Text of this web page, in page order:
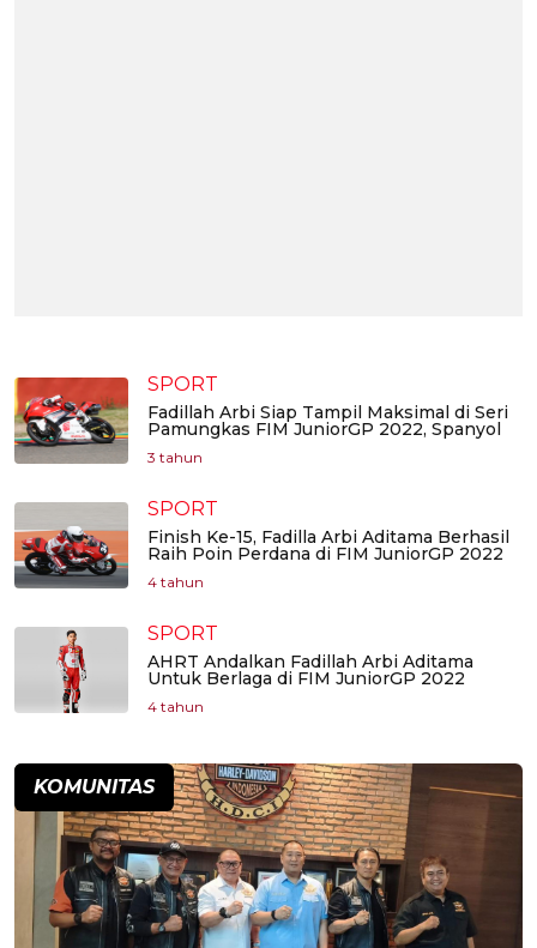
SPORT
Fadillah Arbi Siap Tampil Maksimal di Seri
Pamungkas FIM JuniorGP 2022, Spanyol
3 tahun
SPORT
Finish Ke-15, Fadilla Arbi Aditama Berhasil
Raih Poin Perdana di FIM JuniorGP 2022
4 tahun
SPORT
AHRT Andalkan Fadillah Arbi Aditama
Untuk Berlaga di FIM JuniorGP 2022
4 tahun
KOMUNITAS